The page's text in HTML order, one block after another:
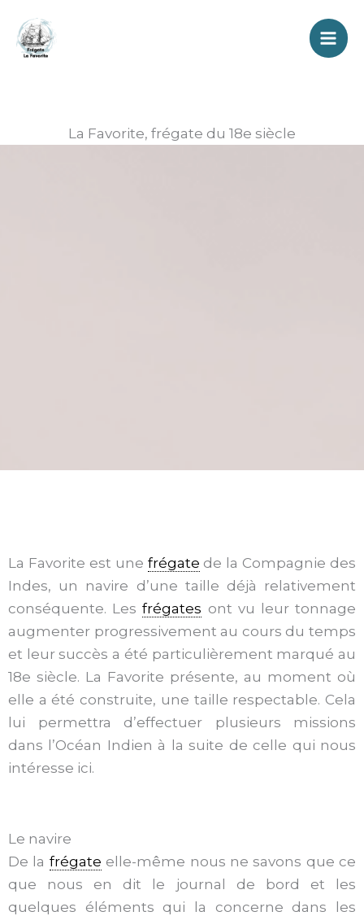
contenu
La Favorite, frégate du 18e siècle
La Favorite est une frégate de la Compagnie des
Indes, un navire d’une taille déjà relativement
conséquente. Lesfrégates ont vu leur tonnage
augmenter progressivement au cours du temps
et leur succès a été particulièrement marqué au
18e siècle. La Favorite présente, au moment où
elle a été construite, une taille respectable. Cela
lui permettra d’effectuer plusieurs missions
dans l’Océan Indien à la suite de celle qui nous
intéresse ici.
Le navire
De la frégate elle-même nous ne savons que ce
que nous en dit le journal de bord et les
quelques éléments qui la concerne dans les